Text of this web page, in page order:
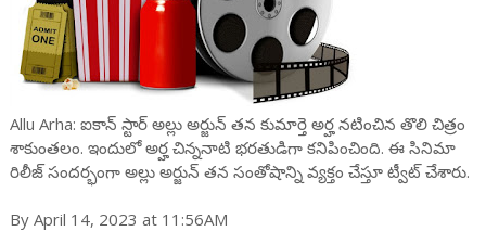
Allu Arha: ఐకాన్ స్టార్ అల్లు అర్జున్ త‌న కుమార్తె అర్హ న‌టించిన తొలి చిత్రం
శాకుంత‌లం. ఇందులో అర్హ చిన్న‌నాటి భ‌ర‌తుడిగా క‌నిపించింది. ఈ సినిమా
రిలీజ్ సంద‌ర్భంగా అల్లు అర్జున్ త‌న సంతోషాన్ని వ్య‌క్తం చేస్తూ ట్వీట్ చేశారు.
By April 14, 2023 at 11:56AM